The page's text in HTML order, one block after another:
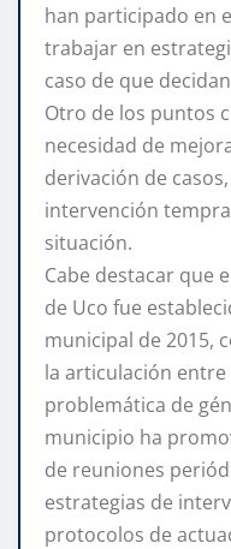
han participado en
trabajar en
caso de que
Otro de los puntos
necesidad de
derivación de
intervención
situación.
Cabe destacar que
de Uco fue
municipal de 2015,
la articulación
problemática de
municipio ha
de reuniones
estrategias de
protocolos de